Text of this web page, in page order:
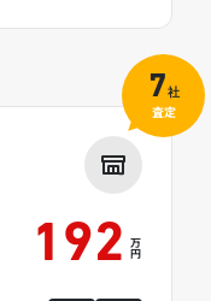
192 万
円
7社
査定